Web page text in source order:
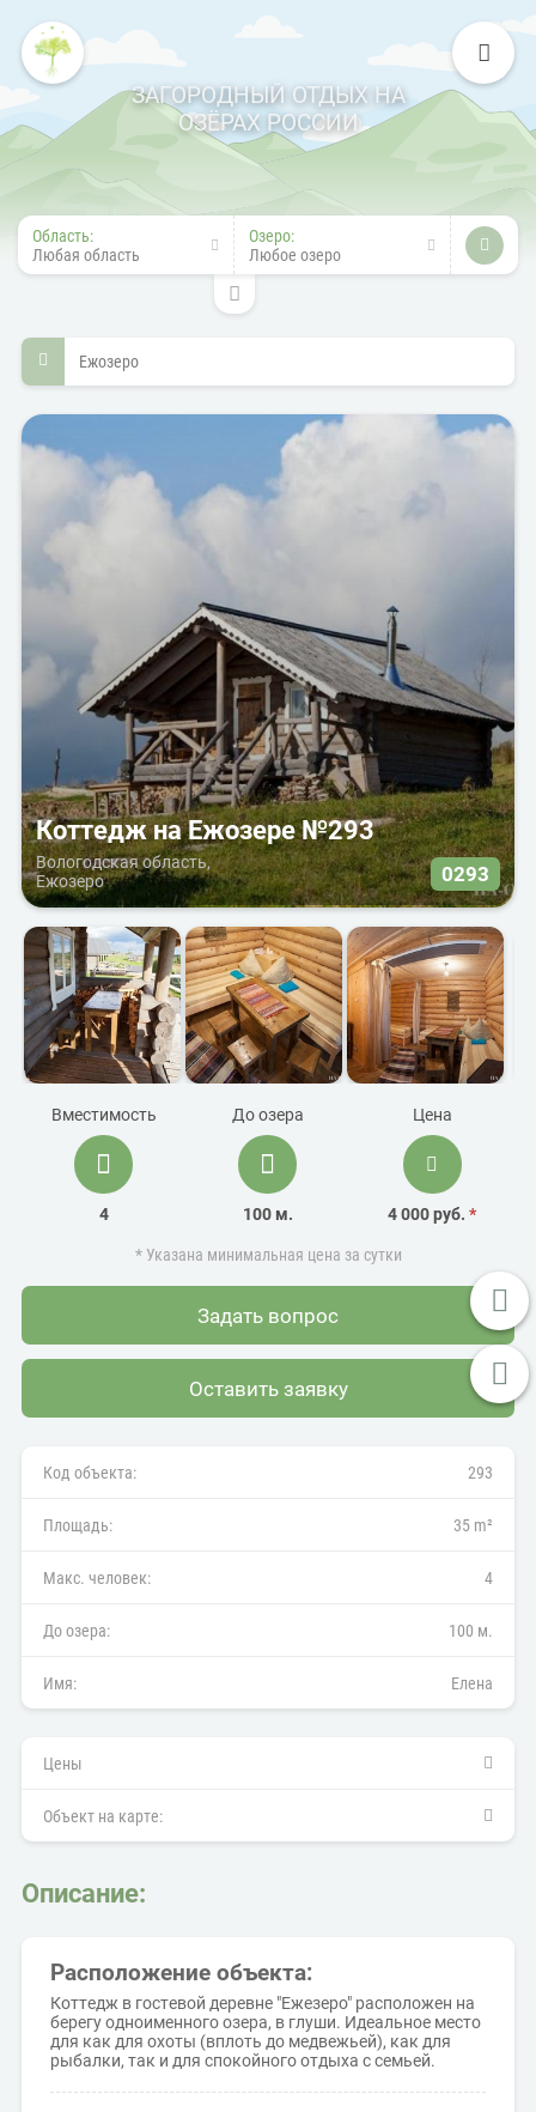
ЗАГОРОДНЫЙ ОТДЫХ НА
ОЗЁРАХ РОССИИ
Область:
Любая область
Озеро:
Любое озеро
Ежозеро
Коттедж на Ежозере №293
Вологодская область,
Ежозеро
0293
Вместимость
4
До озера
100 м.
Цена
4 000 руб.*
* Указана минимальная цена за сутки
Задать вопрос
Оставить заявку
Код объекта: 293
Площадь: 35 m²
Макс. человек: 4
До озера: 100 м.
Имя: Елена
Цены
Объект на карте:
Описание:
Расположение объекта:
Коттедж в гостевой деревне "Ежезеро" расположен на
берегу одноименного озера, в глуши. Идеальное место
для как для охоты (вплоть до медвежьей), как для
рыбалки, так и для спокойного отдыха с семьей.